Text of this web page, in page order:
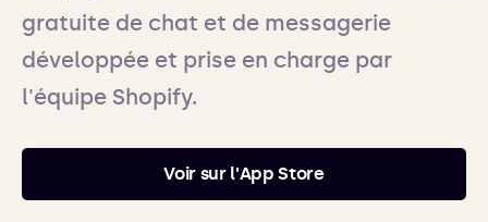
gratuite de chat et de messagerie
développée et prise en charge par
l'équipe Shopify.
Voir sur l'App Store